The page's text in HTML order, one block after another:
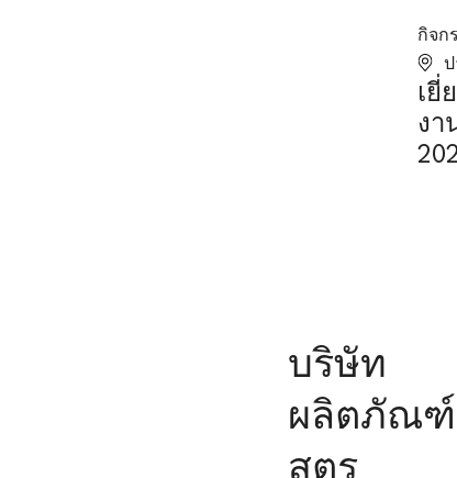
กิจก
เยี่
งา
บริษัท
ผลิตภัณฑ์
สูตร